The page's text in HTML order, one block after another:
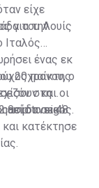
είχε
για την
του Λουίς
Ιταλός
ένας εκ
παίκτης
και οι
δανεικός.
20χρονου, ο
στη
ασίστ σε 48
κατέκτησε
camp to sign